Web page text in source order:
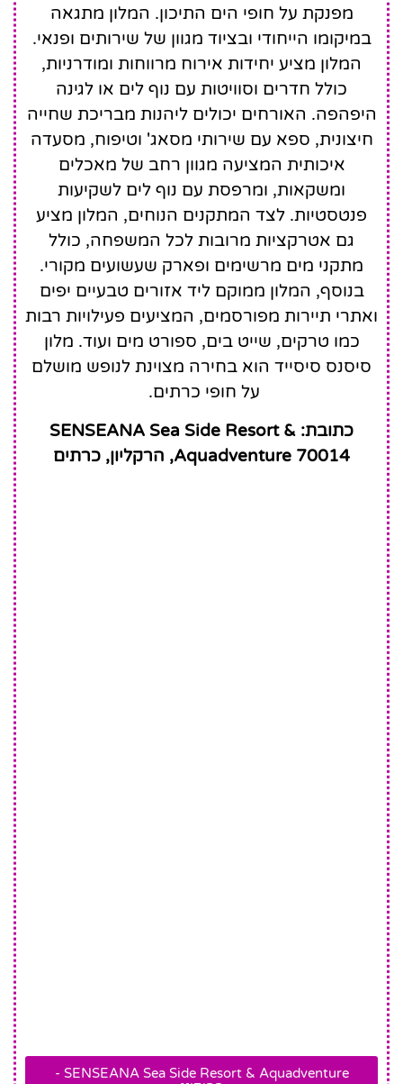
מפנקת על חופי הים התיכון. המלון מתגאה
במיקומו הייחודי ובציוד מגוון של שירותים ופנאי.
המלון מציע יחידות אירוח מרווחות ומודרניות,
כולל חדרים וסוויטות עם נוף לים או לגינה
היפהפה. האורחים יכולים ליהנות מבריכת שחייה
חיצונית, ספא עם שירותי מסאג' וטיפוח, מסעדה
איכותית המציעה מגוון רחב של מאכלים
ומשקאות, ומרפסת עם נוף לים לשקיעות
פנטסטיות. לצד המתקנים הנוחים, המלון מציע
גם אטרקציות מרובות לכל המשפחה, כולל
מתקני מים מרשימים ופארק שעשועים מקורי.
בנוסף, המלון ממוקם ליד אזורים טבעיים יפים
ואתרי תיירות מפורסמים, המציעים פעילויות רבות
כמו טרקים, שייט בים, ספורט מים ועוד. מלון
סיסנס סיסייד הוא בחירה מצוינת לנופש מושלם
על חופי כרתים.
כתובת: SENSEANA Sea Side Resort &
Aquadventure 70014, הרקליון, כרתים
SENSEANA Sea Side Resort & Aquadventure -